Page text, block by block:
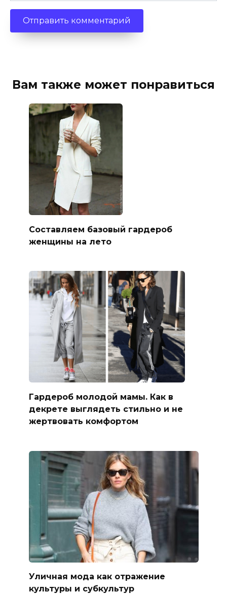
Вам также может понравиться
Составляем базовый гардероб
женщины на лето
Гардероб молодой мамы. Как в
декрете выглядеть стильно и не
жертвовать комфортом
Уличная мода как отражение
культуры и субкультур